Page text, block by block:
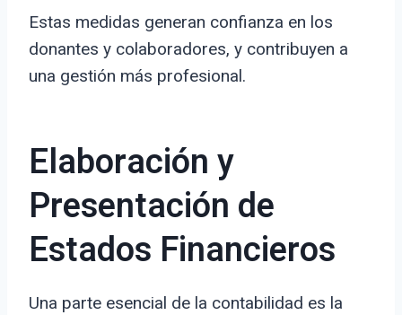
Estas medidas generan confianza en los
donantes y colaboradores, y contribuyen a
una gestión más profesional.
Elaboración y
Presentación de
Estados Financieros
Una parte esencial de la contabilidad es la